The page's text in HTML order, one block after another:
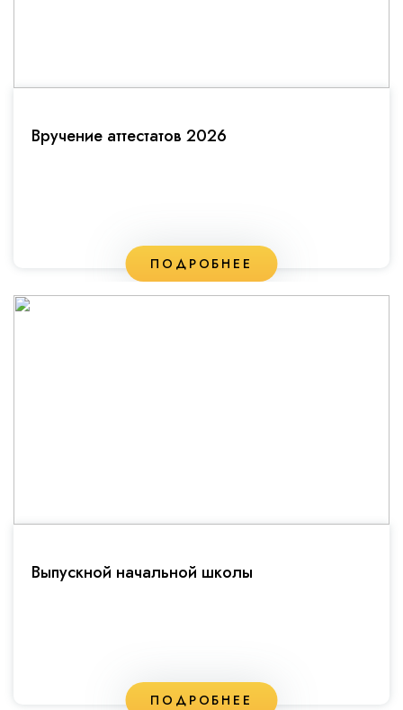
Вручение аттестатов 2026
ПОДРОБНЕЕ
Выпускной начальной школы
ПОДРОБНЕЕ